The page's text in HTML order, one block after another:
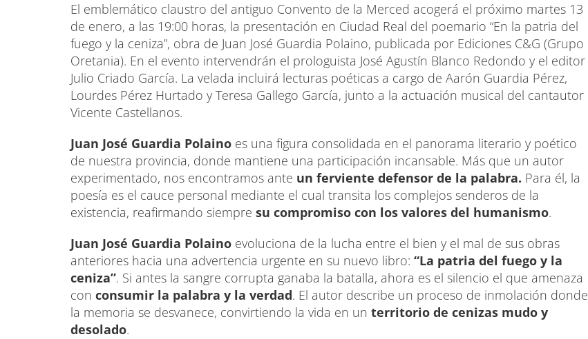
El emblemático claustro del antiguo Convento de la Merced acogerá el próximo martes 13
de enero, a las 19:00 horas, la presentación en Ciudad Real del poemario “En la patria del
fuego y la ceniza”, obra de Juan José Guardia Polaino, publicada por Ediciones C&G (Grupo
Oretania). En el evento intervendrán el prologuista José Agustín Blanco Redondo y el editor
Julio Criado García. La velada incluirá lecturas poéticas a cargo de Aarón Guardia Pérez,
Lourdes Pérez Hurtado y Teresa Gallego García, junto a la actuación musical del cantautor
Vicente Castellanos.
Juan José Guardia Polaino es una figura consolidada en el panorama literario y poético
de nuestra provincia, donde mantiene una participación incansable. Más que un autor
experimentado, nos encontramos ante un ferviente defensor de la palabra. Para él, la
poesía es el cauce personal mediante el cual transita los complejos senderos de la
existencia, reafirmando siempre su compromiso con los valores del humanismo.
Juan José Guardia Polaino evoluciona de la lucha entre el bien y el mal de sus obras
anteriores hacia una advertencia urgente en su nuevo libro: “La patria del fuego y la
ceniza”. Si antes la sangre corrupta ganaba la batalla, ahora es el silencio el que amenaza
con consumir la palabra y la verdad. El autor describe un proceso de inmolación donde
la memoria se desvanece, convirtiendo la vida en un territorio de cenizas mudo y
desolado.